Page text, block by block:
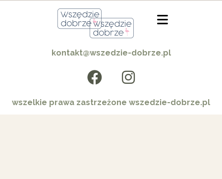
kontakt@wszedzie-dobrze.pl
wszelkie prawa zastrzeżone wszedzie-dobrze.pl